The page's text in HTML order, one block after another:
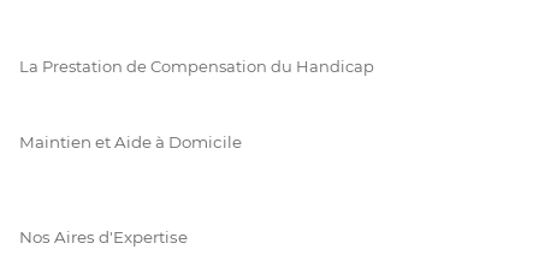
La Prestation de Compensation du Handicap
Maintien et Aide à Domicile
Nos Aires d'Expertise